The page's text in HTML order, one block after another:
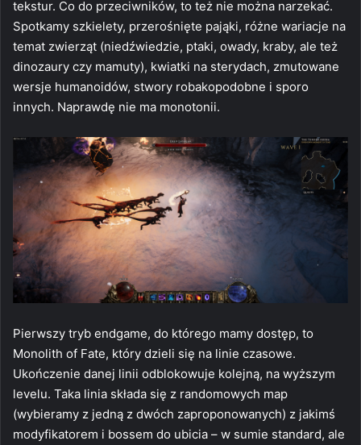
tekstur. Co do przeciwników, to też nie można narzekać.
Spotkamy szkielety, przerośnięte pająki, różne wariacje na
temat zwierząt (niedźwiedzie, ptaki, owady, kraby, ale też
dinozaury czy mamuty), kwiatki na sterydach, zmutowane
wersje humanoidów, stwory robakopodobne i sporo
innych. Naprawdę nie ma monotonii.
Pierwszy tryb endgame, do którego mamy dostęp, to
Monolith of Fate, który dzieli się na linie czasowe.
Ukończenie danej linii odblokowuje kolejną, na wyższym
levelu. Taka linia składa się z randomowych map
(wybieramy z jedną z dwóch zaproponowanych) z jakimś
modyfikatorem i bossem do ubicia – w sumie standard, ale